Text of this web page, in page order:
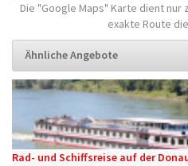
Die "Google Maps" Karte dient
exakte Route
Ähnliche Angebote
Rad- und Schiffsreise auf der